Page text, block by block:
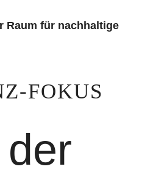
Raum für nachhaltige
FOKUS